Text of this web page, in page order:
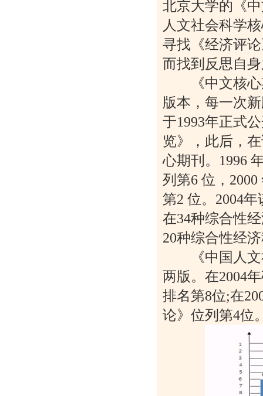
北京大学的《
人文社会科学
寻找《经济评
而找到反思自
《中文核心
版本，每一次
于1993年正式
览》，此后，
心期刊。1996
列第6 位，
第2 位。2004
在34种综合性
20种综合性经
《中国人文社
两版。在2004
排名第8位;在
论》位列第4位